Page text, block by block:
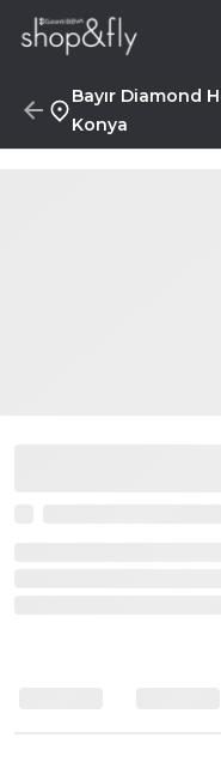
Bayır Diamond
Konya